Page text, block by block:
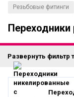
Резьбовые фитинги
Переходники
Развернуть фильтр